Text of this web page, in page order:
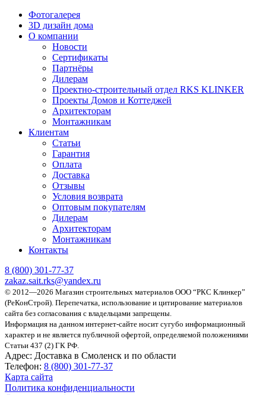
Фотогалерея
3D дизайн дома
О компании
Новости
Сертификаты
Партнёры
Дилерам
Проектно-строительный отдел RKS KLINKER
Проекты Домов и Коттеджей
Архитекторам
Монтажникам
Клиентам
Статьи
Гарантия
Оплата
Доставка
Отзывы
Условия возврата
Оптовым покупателям
Дилерам
Архитекторам
Монтажникам
Контакты
8 (800) 301-77-37
zakaz.sait.rks@yandex.ru
© 2012—2026 Магазин строительных материалов ООО “РКС Клинкер”
(РеКонСтрой). Перепечатка, использование и цитирование материалов
сайта без согласования с владельцами запрещены.
Информация на данном интернет-сайте носит сугубо информационный
характер и не является публичной офертой, определяемой положениями
Статьи 437 (2) ГК РФ.
Адрес: Доставка в Смоленск и по области
Телефон: 8 (800) 301-77-37
Карта сайта
Политика конфиденциальности